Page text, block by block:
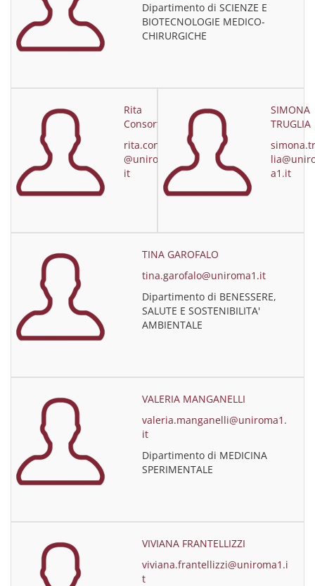
Dipartimento di SCIENZE E
BIOTECNOLOGIE MEDICO-
CHIRURGICHE
Rita
Consorti
rita.consorti
@uniroma1.
it
SIMONA
TRUGLIA
a1.it
TINA GAROFALO
tina.garofalo@uniroma1.it
Dipartimento di BENESSERE,
SALUTE E SOSTENIBILITA'
AMBIENTALE
VALERIA MANGANELLI
valeria.manganelli@uniroma1.
it
Dipartimento di MEDICINA
SPERIMENTALE
VIVIANA FRANTELLIZZI
viviana.frantellizzi@uniroma1.i
t